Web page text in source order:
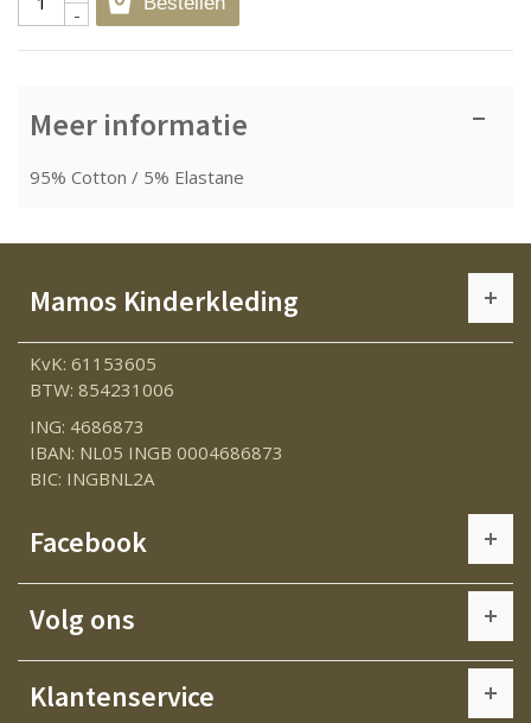
-
Meer informatie
95% Cotton / 5% Elastane
Mamos Kinderkleding
KvK: 61153605
BTW: 854231006
ING: 4686873
IBAN: NL05 INGB 0004686873
BIC: INGBNL2A
Facebook
Volg ons
Klantenservice